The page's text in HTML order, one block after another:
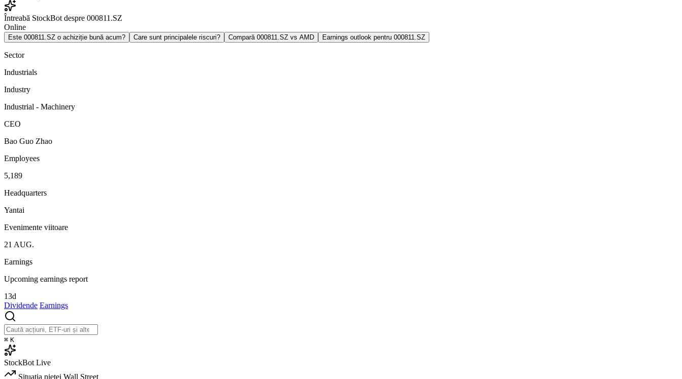
Întreabă StockBot despre 000811.SZ
Online
Este 000811.SZ o achiziție bună acum? Care sunt principalele riscuri? Compară 000811.SZ vs AMD Earnings outlook pentru 000811.SZ
Sector
Industrials
Industry
Industrial - Machinery
CEO
Bao Guo Zhao
Employees
5,189
Headquarters
Yantai
Evenimente viitoare
21 AUG.
Earnings
Upcoming earnings report
13d
Dividende Earnings
⌘ K
StockBot Live
Situația pieței Wall Street